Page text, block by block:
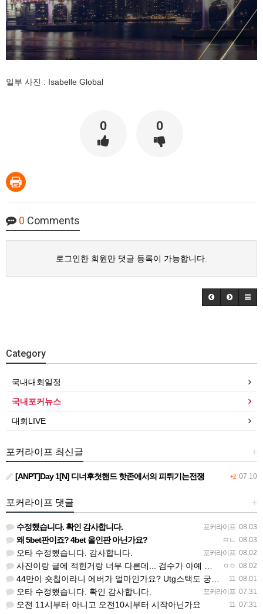
일부 사진 : Isabelle Global
0 0
0 Comments
로그인한 회원만 댓글 등록이 가능합니다.
Category
국내대회일정
국내포커뉴스
대회LIVE
+
포커라이프 최신글
+2 07.10
[ANPT]Day 1[N] 디너후첫핸드 핫존에서의 피튀기는전쟁
+
포커라이프 댓글
포커라이프 08.03
수정했습니다. 확인 감사합니다.
ㅁㄴ 08.03
왜 5bet판이죠? 4bet 올인판 아닌가요?
포커라이프 08.02
오타 수정했습니다. 감사합니다.
ㅇㅇ 08.02
사진이랑 글에 적힌거랑 너무 다른데... 검수가 아예 안되고 올라오나봐요
11 08.01
44만이 숏칩이라니 에버가 얼마인가요? Utg스택도 궁금하네요
포커라이프 07.31
오타 수정했습니다. 확인 감사합니다.
11 07.31
오전 11시부터 아니고 오전10시부터 시작아닌가요